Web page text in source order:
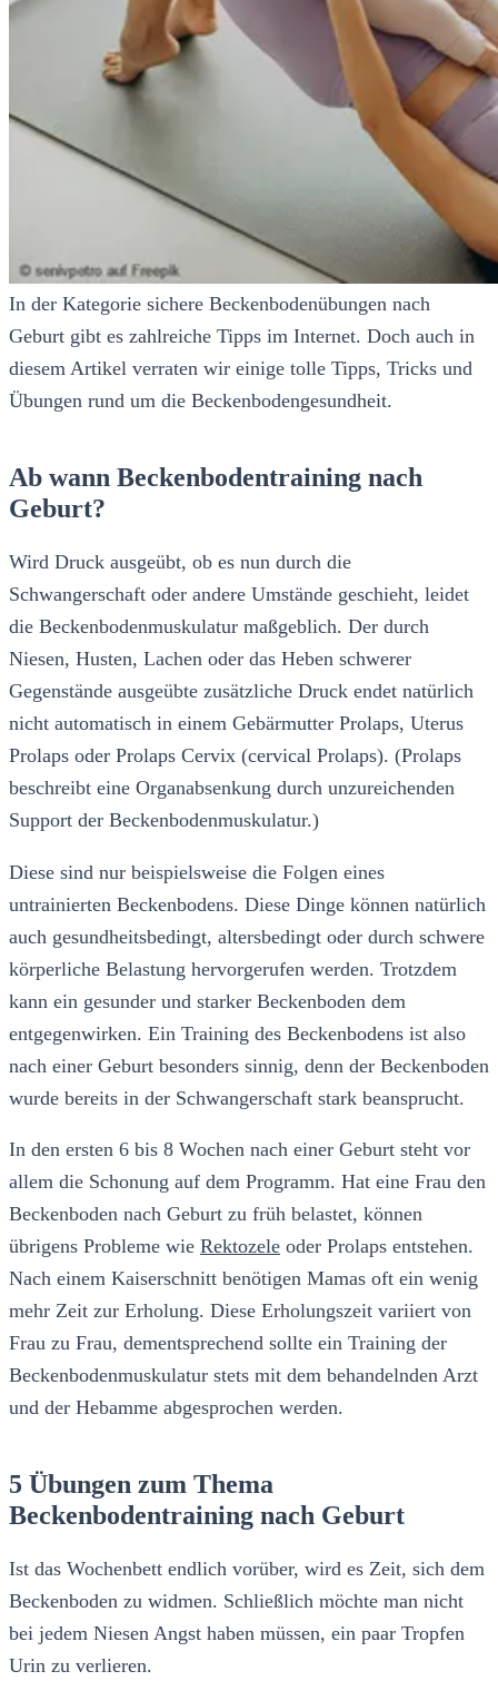
In der Kategorie sichere Beckenbodenübungen nach
Geburt gibt es zahlreiche Tipps im Internet. Doch auch in
diesem Artikel verraten wir einige tolle Tipps, Tricks und
Übungen rund um die Beckenbodengesundheit.
Ab wann Beckenbodentraining nach
Geburt?
Wird Druck ausgeübt, ob es nun durch die
Schwangerschaft oder andere Umstände geschieht, leidet
die Beckenbodenmuskulatur maßgeblich. Der durch
Niesen, Husten, Lachen oder das Heben schwerer
Gegenstände ausgeübte zusätzliche Druck endet natürlich
nicht automatisch in einem Gebärmutter Prolaps, Uterus
Prolaps oder Prolaps Cervix (cervical Prolaps). (Prolaps
beschreibt eine Organabsenkung durch unzureichenden
Support der Beckenbodenmuskulatur.)
Diese sind nur beispielsweise die Folgen eines
untrainierten Beckenbodens. Diese Dinge können natürlich
auch gesundheitsbedingt, altersbedingt oder durch schwere
körperliche Belastung hervorgerufen werden. Trotzdem
kann ein gesunder und starker Beckenboden dem
entgegenwirken. Ein Training des Beckenbodens ist also
nach einer Geburt besonders sinnig, denn der Beckenboden
wurde bereits in der Schwangerschaft stark beansprucht.
In den ersten 6 bis 8 Wochen nach einer Geburt steht vor
allem die Schonung auf dem Programm. Hat eine Frau den
Beckenboden nach Geburt zu früh belastet, können
übrigens Probleme wie Rektozele oder Prolaps entstehen.
Nach einem Kaiserschnitt benötigen Mamas oft ein wenig
mehr Zeit zur Erholung. Diese Erholungszeit variiert von
Frau zu Frau, dementsprechend sollte ein Training der
Beckenbodenmuskulatur stets mit dem behandelnden Arzt
und der Hebamme abgesprochen werden.
5 Übungen zum Thema
Beckenbodentraining nach Geburt
Ist das Wochenbett endlich vorüber, wird es Zeit, sich dem
Beckenboden zu widmen. Schließlich möchte man nicht
bei jedem Niesen Angst haben müssen, ein paar Tropfen
Urin zu verlieren.